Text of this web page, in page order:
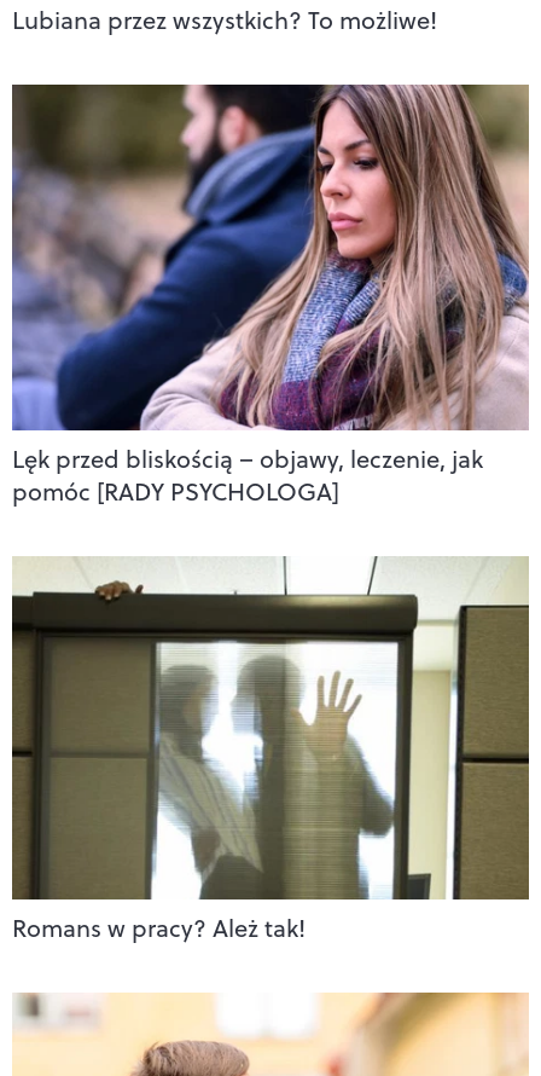
Lubiana przez wszystkich? To możliwe!
Lęk przed bliskością – objawy, leczenie, jak
pomóc [RADY PSYCHOLOGA]
Romans w pracy? Ależ tak!